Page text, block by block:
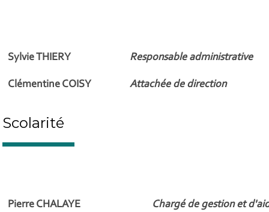
Sylvie THIERY Responsable administrative
Clémentine COISY Attachée de direction
Scolarité
Pierre CHALAYE Chargé de gestion et